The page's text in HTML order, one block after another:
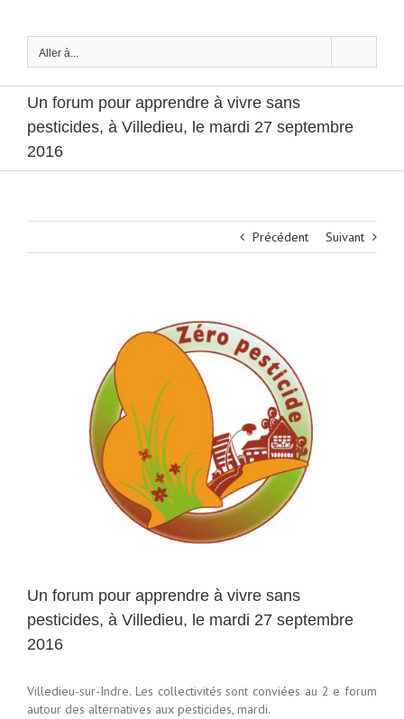
Aller à...
Un forum pour apprendre à vivre sans
pesticides, à Villedieu, le mardi 27 septembre
2016
Précédent Suivant
Un forum pour apprendre à vivre sans
pesticides, à Villedieu, le mardi 27 septembre
2016
Villedieu-sur-Indre. Les collectivités sont conviées au 2 e forum
autour des alternatives aux pesticides, mardi.